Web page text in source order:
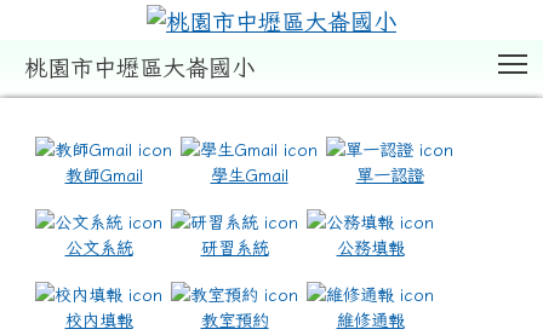
桃園市中壢區大崙國小
教師Gmail 學生Gmail 單一認證
公文系統 研習系統 公務填報
校內填報 教室預約 維修通報